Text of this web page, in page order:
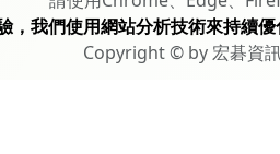
，我們使用網站分析技術來持續
Copyright © by 宏碁資